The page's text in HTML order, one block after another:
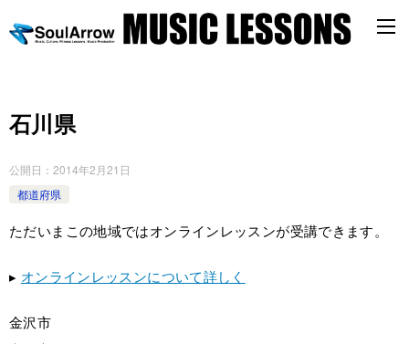
石川県
公開日： 2014年2月21日
都道府県
ただいまこの地域ではオンラインレッスンが受講できます。
▸ オンラインレッスンについて詳しく
金沢市